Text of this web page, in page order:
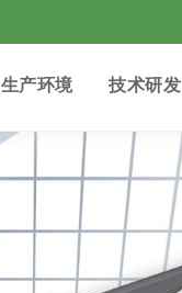
生产环境 技术研发